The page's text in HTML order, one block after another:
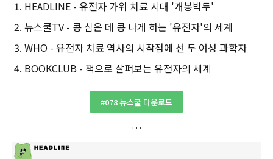
HEADLINE - 유전자 가위 치료 시대 '개봉박두'
뉴스쿨TV - 콩 심은 데 콩 나게 하는 '유전자'의 세계
WHO - 유전자 치료 역사의 시작점에 선 두 여성 과학자
BOOKCLUB - 책으로 살펴보는 유전자의 세계
#078 뉴스쿨 다운로드